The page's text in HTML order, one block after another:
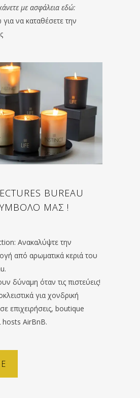
με ασφάλεια εδώ:
να καταθέσετε την
BUREAU
ΜΑΣ !
Ανακαλύψτε την
από αρωματικά κεριά του
δύναμη όταν τις πιστεύεις!
για χονδρική
επιχειρήσεις, boutique
hosts AirBnB.